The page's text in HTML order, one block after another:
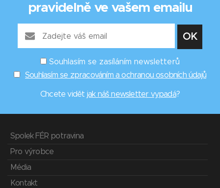
pravidelně ve vašem emailu
Souhlasím se zasíláním newsletterů
Souhlasím se zpracováním a ochranou osobních údajů
Chcete vidět jak náš newsletter vypadá?
Spolek FÉR potravina
Pro výrobce
Média
Kontakt